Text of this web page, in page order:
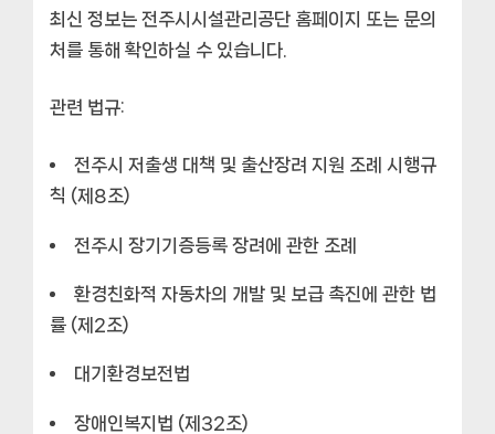
최신 정보는 전주시시설관리공단 홈페이지 또는 문의
처를 통해 확인하실 수 있습니다.
관련 법규:
전주시 저출생 대책 및 출산장려 지원 조례 시행규
칙 (제8조)
전주시 장기기증등록 장려에 관한 조례
환경친화적 자동차의 개발 및 보급 촉진에 관한 법
률 (제2조)
대기환경보전법
장애인복지법 (제32조)